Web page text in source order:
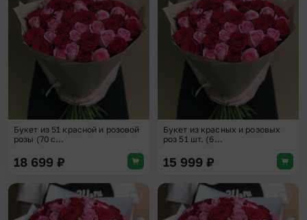
Добавить в избранное
Букет из 51 красной и розовой
розы (70 с...
18 699 ₽
Букет из красных и розовых
роз 51 шт. (6...
15 999 ₽
Добавить в избранное